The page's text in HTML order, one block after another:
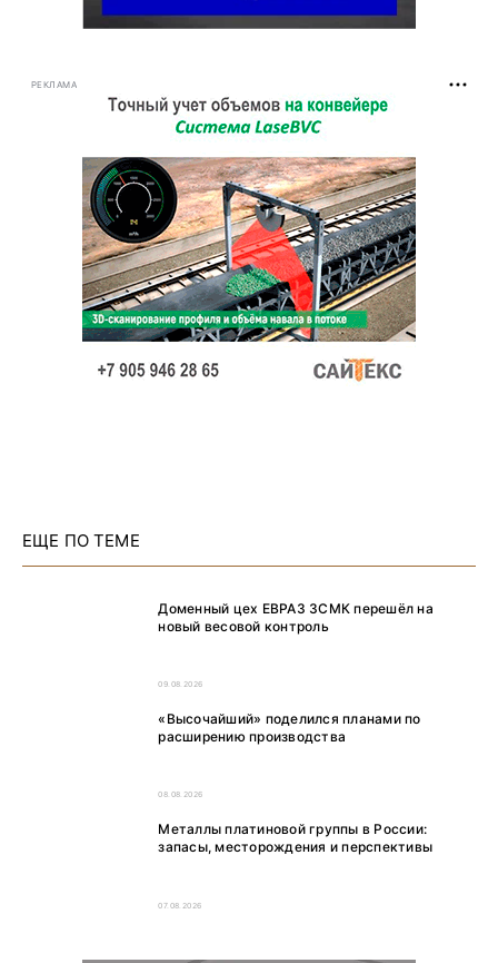
РЕКЛАМА
ЕЩЕ ПО ТЕМЕ
Доменный цех ЕВРАЗ ЗСМК перешёл на
новый весовой контроль
09.08.2026
«Высочайший» поделился планами по
расширению производства
08.08.2026
Металлы платиновой группы в России:
запасы, месторождения и перспективы
07.08.2026